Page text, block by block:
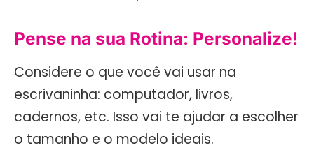
Pense na sua Rotina: Personalize!
Considere o que você vai usar na
escrivaninha: computador, livros,
cadernos, etc. Isso vai te ajudar a escolher
o tamanho e o modelo ideais.